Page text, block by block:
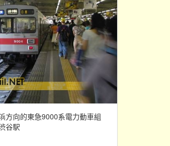
方向的東急9000系電力動車組
谷駅